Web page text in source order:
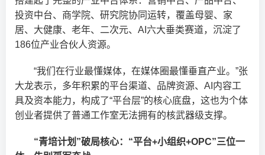
投资中台、商学院、研究院协同运转，覆盖母婴、家
居、大健康、老年、二次元、AI六大垂类赛道，沉淀了
186位产业合伙人资源。
“我们在行业最懂媒体，在媒体圈最懂垂直产业。”张
大龙表示，多年积累的平台渠道、品牌资源、AI内容工
具及资本能力，构成了“平台层”的核心底盘，这也为个体
创业者提供了普通工作室无法拥有的核武器级支撑。
“青培计划”破局核心：“平台+小组织+OPC”三位一